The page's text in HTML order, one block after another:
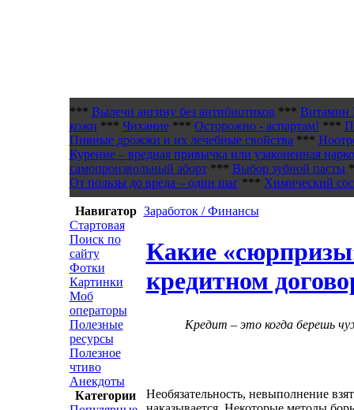
*** Вылечи ангину без антибиотиков *** Витамин
кожи *** Чихание*** Осторожно - аспартам! ***
Пивные дрожжи и их лечебные свойства ***
Курение – вредная привычка или узаконенная
самопроизвольный аборт*** Выбор зубной пасты
От пользы до вреда – один шаг*** Химический
Навигатор
Стартовая
Поиск по
сайту
Фотки
Картинки
Моб
операторы
Полезные
ресурсы
Полезное
чтиво
Анекдоты
Категории
Заработок / Финансы
Какие
кредитном
Кредит – это когда берешь
Необязательность, невыполнение